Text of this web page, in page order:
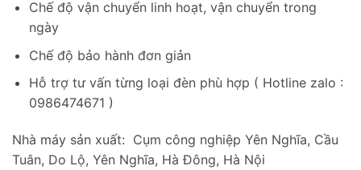
Chế độ vận chuyển linh hoạt, vận chuyển trong
ngày
Chế độ bảo hành đơn giản
Hỗ trợ tư vấn từng loại đèn phù hợp ( Hotline zalo :
0986474671 )
Nhà máy sản xuất: Cụm công nghiệp Yên Nghĩa, Cầu
Tuân, Do Lộ, Yên Nghĩa, Hà Đông, Hà Nội